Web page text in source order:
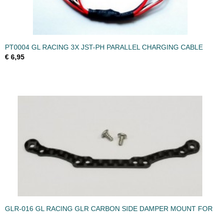
PT0004 GL RACING 3X JST-PH PARALLEL CHARGING CABLE
€ 6,95
GLR-016 GL RACING GLR CARBON SIDE DAMPER MOUNT FOR